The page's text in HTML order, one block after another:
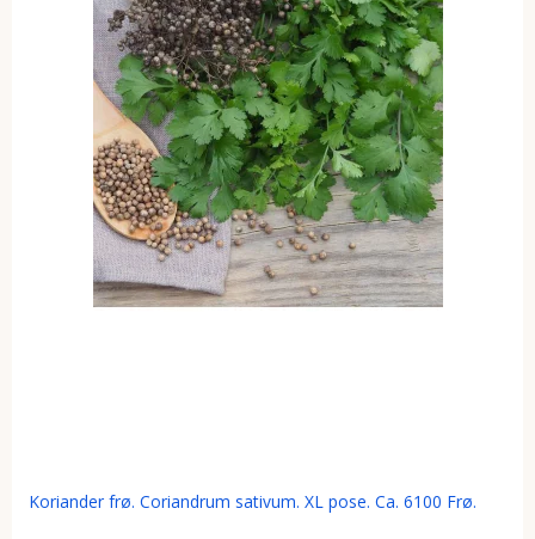
Koriander frø. Coriandrum sativum. XL pose. Ca. 6100 Frø.